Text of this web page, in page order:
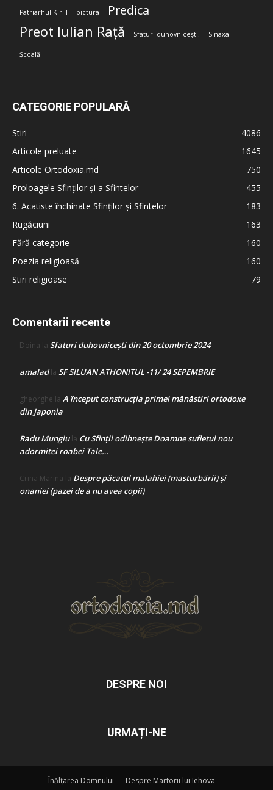
Patriarhul Kirill pictura Predica
Preot Iulian Rață Sfaturi duhovnicești; Sinaxa
Școală
CATEGORIE POPULARĂ
Stiri
4086
Articole preluate
1645
Articole Ortodoxia.md
750
Proloagele Sfinților și a Sfintelor
455
6. Acatiste închinate Sfinților și Sfintelor
183
Rugăciuni
163
Fără categorie
160
Poezia religioasă
160
Stiri religioase
79
Comentarii recente
Doina la Sfaturi duhovnicești din 20 octombrie 2024
amaladla SF SILUAN ATHONITUL -11/ 24 SEPEMBRIE
gheorghe la A început construcţia primei mănăstiri ortodoxe
din Japonia
Radu Mungiula Cu Sfinții odihnește Doamne sufletul nou
adormitei roabei Tale…
Crina Marina la Despre păcatul malahiei (masturbării) şi
onaniei (pazei de a nu avea copii)
DESPRE NOI
URMAȚI-NE
Înălțarea Domnului
Despre Martorii lui Iehova